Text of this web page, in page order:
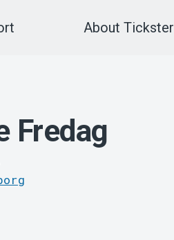
About Tickster
Fredag